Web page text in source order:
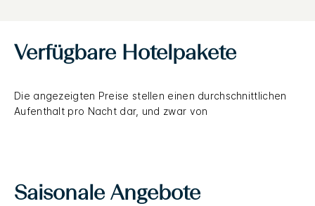
Verfügbare Hotelpakete
Die angezeigten Preise stellen einen durchschnittlichen
Aufenthalt pro Nacht dar, und zwar von
Saisonale Angebote